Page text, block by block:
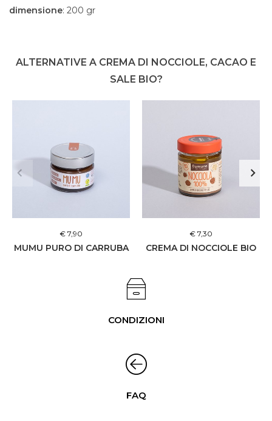
dimensione: 200 gr
ALTERNATIVE A CREMA DI NOCCIOLE, CACAO E
SALE BIO?
MUMU PURO DI CARRUBA
€ 7,90
CREMA DI NOCCIOLE BIO
€ 7,30
CONDIZIONI
FAQ